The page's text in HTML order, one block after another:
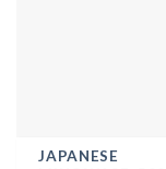
JAPANESE